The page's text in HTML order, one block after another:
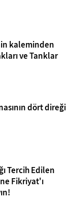
kaleminden
ve Tanklar
dört direği
Tercih Edilen
Fikriyat'ı